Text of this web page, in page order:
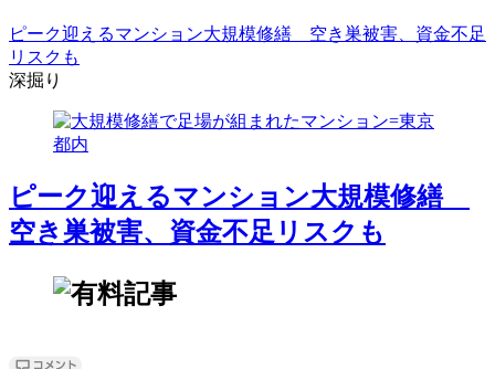
ピーク迎えるマンション大規模修繕 空き巣被害、資金不足
リスクも
深掘り
ピーク迎えるマンション大規模修繕
空き巣被害、資金不足リスクも